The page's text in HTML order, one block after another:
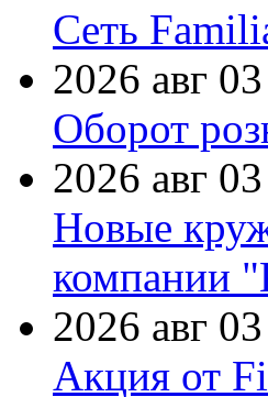
Сеть
2026 авг 03
Оборот
2026 авг 03
Новые
компании
2026 авг 03
Акция от